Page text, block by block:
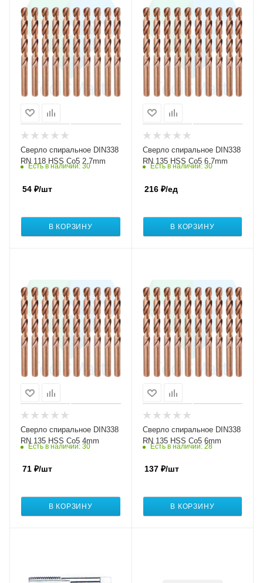
Сверло спиральное DIN338
RN 118 HSS Co5 2.7mm
Есть в наличии: 30
54 ₽/шт
В КОРЗИНУ
Сверло спиральное DIN338
RN 135 HSS Co5 6.7mm
Есть в наличии: 30
216₽/ед
В КОРЗИНУ
Сверло спиральное DIN338
RN 135 HSS Co5 4mm
Есть в наличии: 30
71 ₽/шт
В КОРЗИНУ
Сверло спиральное DIN338
RN 135 HSS Co5 6mm
Есть в наличии: 28
137₽/шт
В КОРЗИНУ